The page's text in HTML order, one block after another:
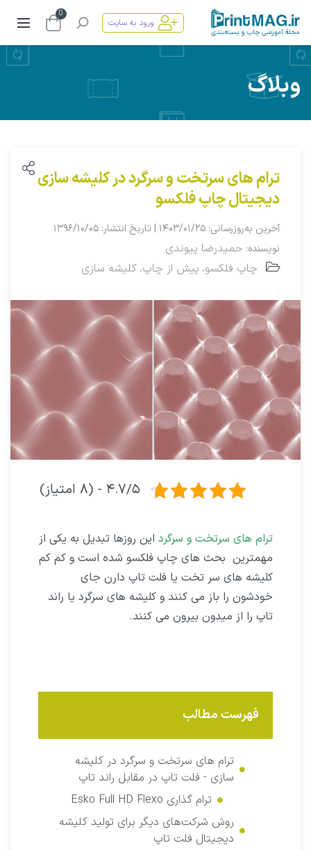
ورود به سایت
0
وبلاگ
ترام‌ های سرتخت و سرگرد در کلیشه سازی
دیجیتال چاپ فلکسو
آخرین به‌روزرسانی: ۱۴۰۳/۰۱/۲۵ | تاریخ انتشار: ۱۳۹۶/۱۰/۰۵
نویسنده: حمیدرضا پیوندی
چاپ فلکسو، پیش از چاپ، کلیشه سازی
۴.۷/۵ - (۸ امتیاز)
ترام‌ های سرتخت و سرگرد این روزها تبدیل به یکی از
مهمترین بحث های چاپ فلکسو شده است و کم کم
کلیشه های سر تخت یا فلت تاپ دارن جای
خودشون را باز می کنند و کلیشه های سرگرد یا راند
تاپ را از میدون بیرون می کنند.
فهرست مطالب
ترام‌ های سرتخت و سرگرد در کلیشه
سازی - فلت تاپ در مقابل راند تاپ
ترام گذاری Esko Full HD Flexo
روش شرکت‌های دیگر برای تولید کلیشه
دیجیتال فلت تاپ